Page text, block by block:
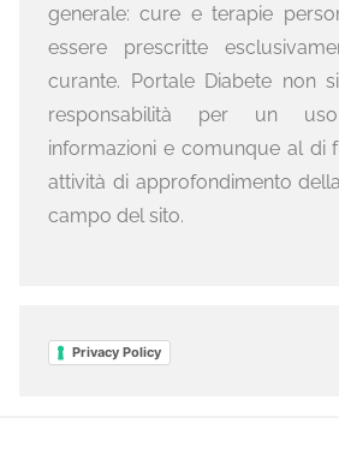
generale: cure e terapie
essere prescritte
curante. Portale Diabete non
responsabilità per un
informazioni e comunque al di
attività di approfondimento
campo del sito.
Privacy Policy